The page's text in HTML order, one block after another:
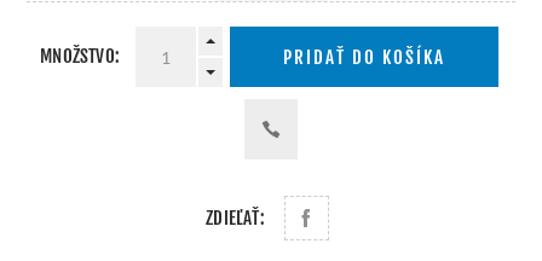
MNOŽSTVO: PRIDAŤ DO KOŠÍKA
ZDIEĽAŤ: